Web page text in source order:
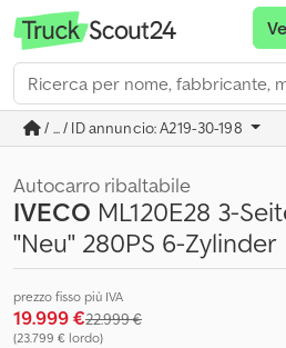
/ ... / ID annuncio: A219-30-198
Autocarro ribaltabile
IVECO ML120E28 3-
"Neu" 280PS 6-Zylinder
prezzo fisso più IVA
19.999 €22.999 €
(23.799 € lordo)